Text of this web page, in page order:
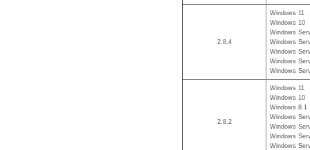
2.8.4
Windows 11
Windows 10
Windows
Windows
Windows
Windows
Windows
2.8.2
Windows 11
Windows 10
Windows 8.1
Windows
Windows
Windows
Windows